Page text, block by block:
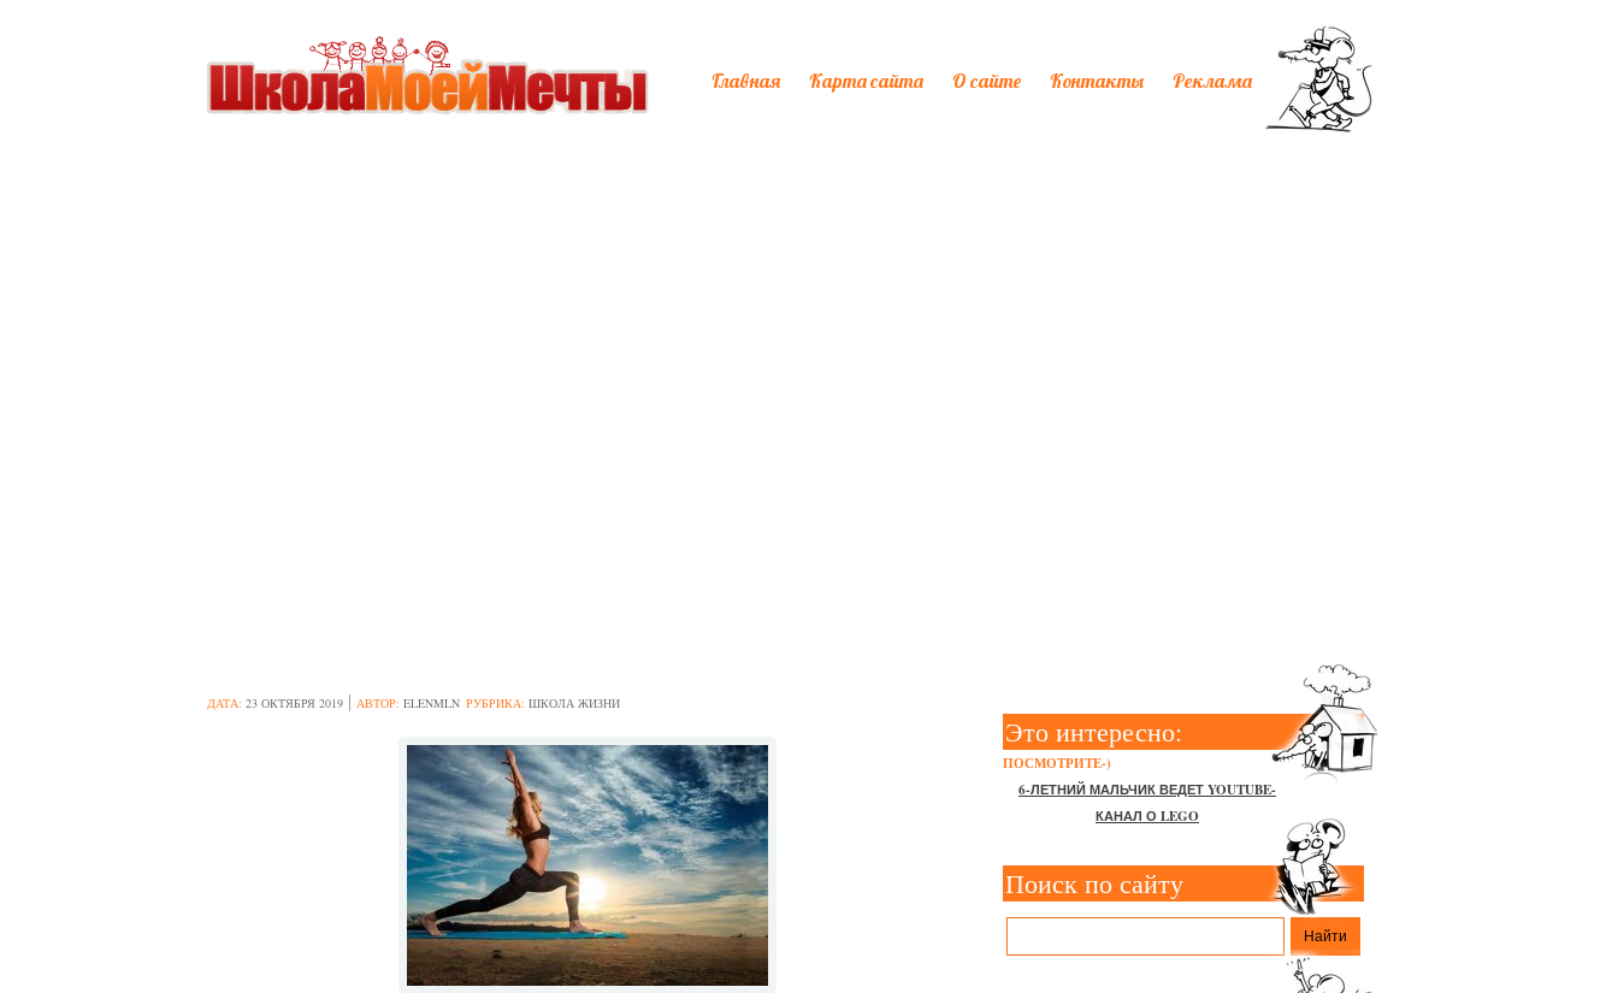
Главная Карта сайта О сайте Контакты Реклама
ДАТА: 23 ОКТЯБРЯ 2019 АВТОР: ELENMLN РУБРИКА: ШКОЛА ЖИЗНИ
Это интересно:
ПОСМОТРИТЕ-)
6-ЛЕТНИЙ МАЛЬЧИК ВЕДЕТ YOUTUBE-
КАНАЛ О LEGO
Поиск по сайту